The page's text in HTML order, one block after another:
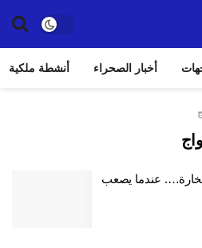
أخبار الصحراء أنشطة ملكية
عندما يصعب